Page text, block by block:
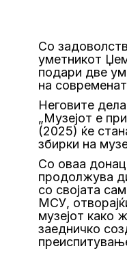
Со
уметникот
подари две
на
Неговите
„Музејот е
(2025) ќе
збирки на
Со оваа
продолжува
со својата
МСУ,
музејот како
заедничко